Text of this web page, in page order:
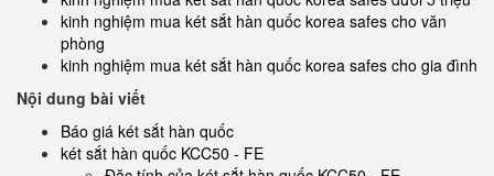
kinh nghiệm mua két sắt hàn quốc korea safes cho văn
phòng
kinh nghiệm mua két sắt hàn quốc korea safes cho gia đình
Nội dung bài viết
Báo giá két sắt hàn quốc
két sắt hàn quốc KCC50 - FE